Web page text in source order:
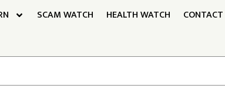
SCAM WATCH HEALTH WATCH